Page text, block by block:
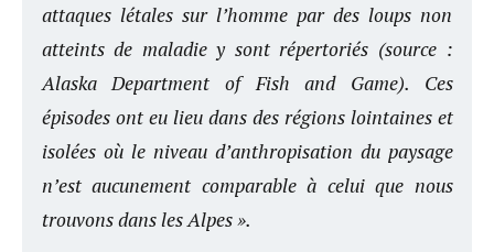
attaques létales sur l’homme par des loups non
atteints de maladie y sont répertoriés (source :
Alaska Department of Fish and Game). Ces
épisodes ont eu lieu dans des régions lointaines et
isolées où le niveau d’anthropisation du paysage
n’est aucunement comparable à celui que nous
trouvons dans les Alpes ».